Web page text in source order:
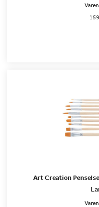
Art Creation